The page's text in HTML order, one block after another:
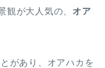
観が大人気の、 オア
があり、オアハカを